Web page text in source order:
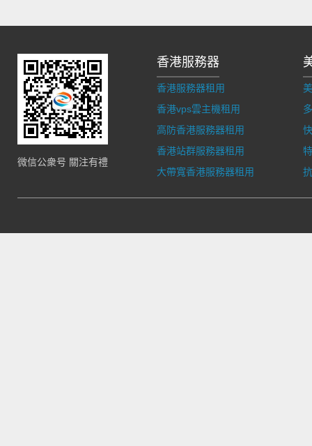
微信公衆号 關注有禮
香港服務器
香港服務器租用
香港vps雲主機租用
高防香港服務器租用
香港站群服務器租用
大帶寬香港服務器租用